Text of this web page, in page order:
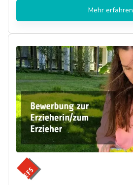
Mehr erfahren